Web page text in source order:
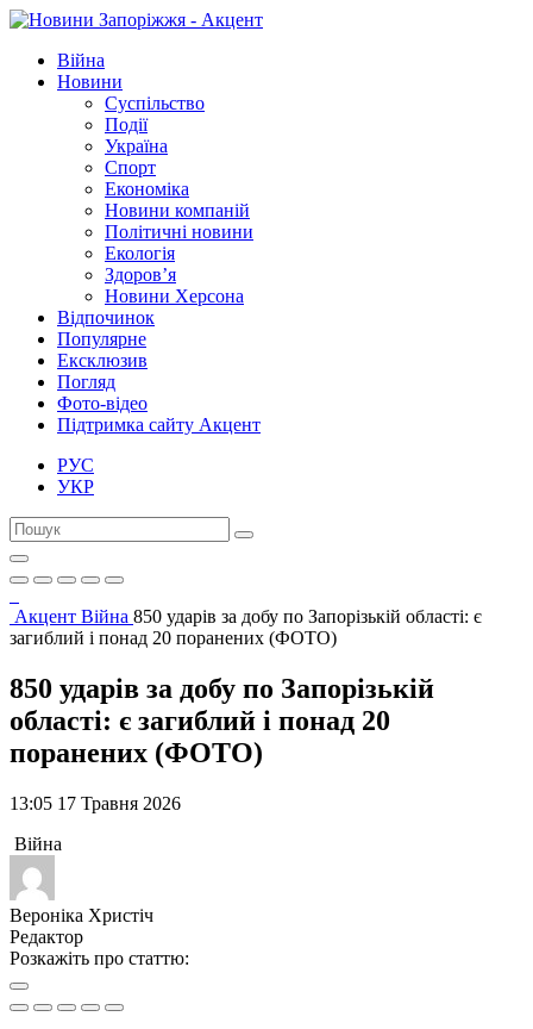
Війна
Новини
Суспільство
Події
Україна
Спорт
Економіка
Новини компаній
Політичні новини
Екологія
Здоров’я
Новини Херсона
Відпочинок
Популярне
Ексклюзив
Погляд
Фото-відео
Підтримка сайту Акцент
РУС
УКР
Акцент Війна 850 ударів за добу по Запорізькій області: є
загиблий і понад 20 поранених (ФОТО)
850 ударів за добу по Запорізькій
області: є загиблий і понад 20
поранених (ФОТО)
13:05 17 Травня 2026
Війна
Вероніка Христіч
Редактор
Розкажіть про статтю: